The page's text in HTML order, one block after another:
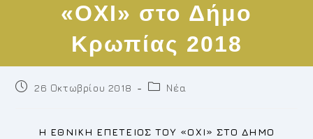
«ΟΧΙ» στο Δήμο
Κρωπίας 2018
Post26 Οκτωβρίου 2018
PostΝέα
Η ΕΘΝΙΚΗ ΕΠΕΤΕΙΟΣ ΤΟΥ «ΟΧΙ» ΣΤΟ ΔΗΜΟ